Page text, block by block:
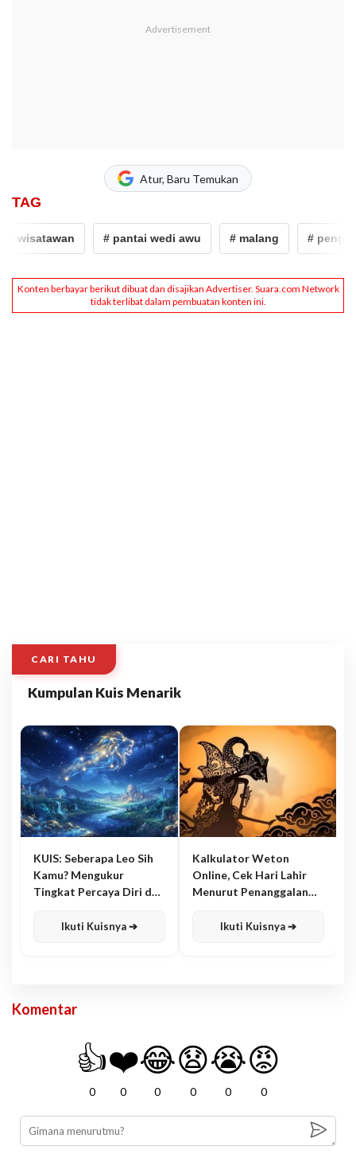
Atur, Baru Temukan
TAG
wisatawan # pantai wedi awu # malang #
CARI TAHU
Kumpulan Kuis Menarik
KUIS: Seberapa Leo Sih
Kamu? Mengukur
Tingkat Percaya Diri dan
Ikuti Kuisnya ➔
Kalkulator Weton
Online, Cek Hari Lahir
Menurut Penanggalan
Ikuti Kuisnya ➔
Komentar
👍
0
❤️
0
😂
0
😧
0
😭
0
😡
0